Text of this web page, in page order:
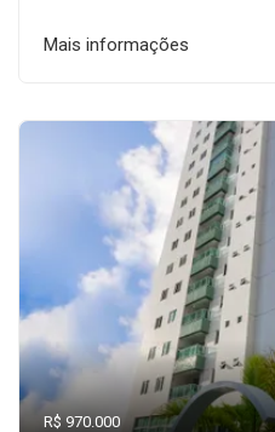
Mais informações
R$ 970.000